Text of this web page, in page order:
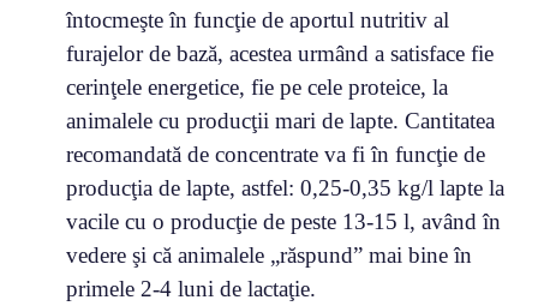
întocmeşte în funcţie de aportul nutritiv al
furajelor de bază, acestea urmând a satisface fie
cerinţele energetice, fie pe cele proteice, la
animalele cu producţii mari de lapte. Cantitatea
recomandată de concentrate va fi în funcţie de
producţia de lapte, astfel: 0,25-0,35 kg/l lapte la
vacile cu o producţie de peste 13-15 l, având în
vedere şi că animalele „răspund” mai bine în
primele 2-4 luni de lactaţie.